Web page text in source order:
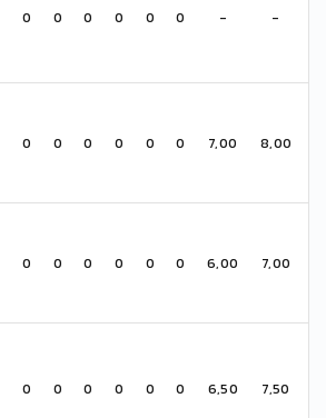
0 0 0 0 0 0 - -
0 0 0 0 0 0 7,00 8,00
0 0 0 0 0 0 6,00 7,00
0 0 0 0 0 0 6,50 7,50